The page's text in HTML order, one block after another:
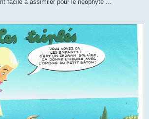
facile à assimiler pour le néophyte ...